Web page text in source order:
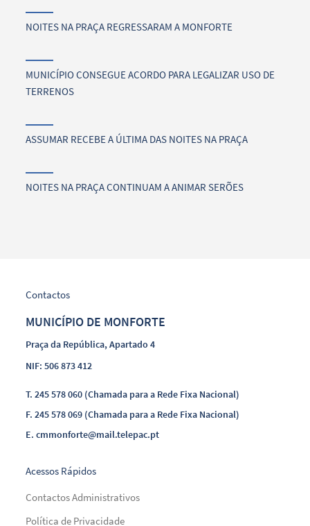
NOITES NA PRAÇA REGRESSARAM A MONFORTE
MUNICÍPIO CONSEGUE ACORDO PARA LEGALIZAR USO DE
TERRENOS
ASSUMAR RECEBE A ÚLTIMA DAS NOITES NA PRAÇA
NOITES NA PRAÇA CONTINUAM A ANIMAR SERÕES
Contactos
MUNICÍPIO DE MONFORTE
Praça da República, Apartado 4
NIF: 506 873 412
T.245 578 060 (Chamada para a Rede Fixa Nacional)
F.245 578 069 (Chamada para a Rede Fixa Nacional)
E.cmmonforte@mail.telepac.pt
Acessos Rápidos
Contactos Administrativos
Política de Privacidade